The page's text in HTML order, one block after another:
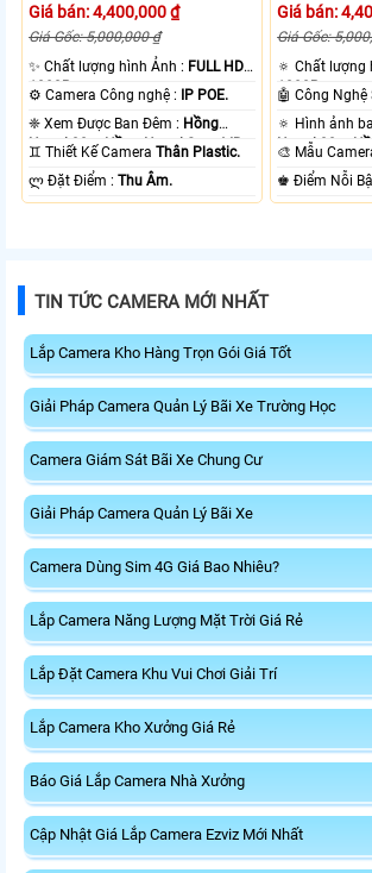
Giá bán: 4,400,000 ₫
Giá Gốc: 5,000,000 ₫
✨ Chất lượng hình Ảnh : FULL HD
1080P .
⚙ Camera Công nghệ :
IP POE.
❈ Xem Được Ban Đêm : Hồng
Ngoại 30m Hồng Ngoại Smart IR.
♊ Thiết Kế CameraThân Plastic.
️ლ Đặt Điểm :Thu Âm.
Giá bán:
Giá Gốc:
🔅 Chất
1080P .
Ngoại 30m
🎨 Mẫu
TIN TỨC CAMERA MỚI NHẤT
Lắp Camera Kho Hàng Trọn Gói Giá Tốt
Giải Pháp Camera Quản Lý Bãi Xe Trường Học
Camera Giám Sát Bãi Xe Chung Cư
Giải Pháp Camera Quản Lý Bãi Xe
Camera Dùng Sim 4G Giá Bao Nhiêu?
Lắp Camera Năng Lượng Mặt Trời Giá Rẻ
Lắp Đặt Camera Khu Vui Chơi Giải Trí
Lắp Camera Kho Xưởng Giá Rẻ
Báo Giá Lắp Camera Nhà Xưởng
Cập Nhật Giá Lắp Camera Ezviz Mới Nhất